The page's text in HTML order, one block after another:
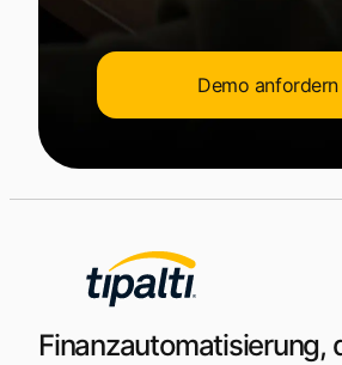
Demo anfordern
Finanzautomatisierung,